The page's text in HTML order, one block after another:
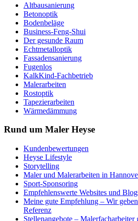
Altbausanierung
Betonoptik
Bodenbeläge
Business-Feng-Shui
Der gesunde Raum
Echtmetalloptik
Fassadensanierung
Fugenlos
KalkKind-Fachbetrieb
Malerarbeiten
Rostoptik
Tapezierarbeiten
Wärmedämmung
Rund um Maler Heyse
Kundenbewertungen
Heyse Lifestyle
Storytelling
Maler und Malerarbeiten in
Sport-Sponsoring
Empfehlenswerte Websites und
Meine gute Empfehlung – Wir
Referenz
Stellenangebote – Malerfacharbeiter